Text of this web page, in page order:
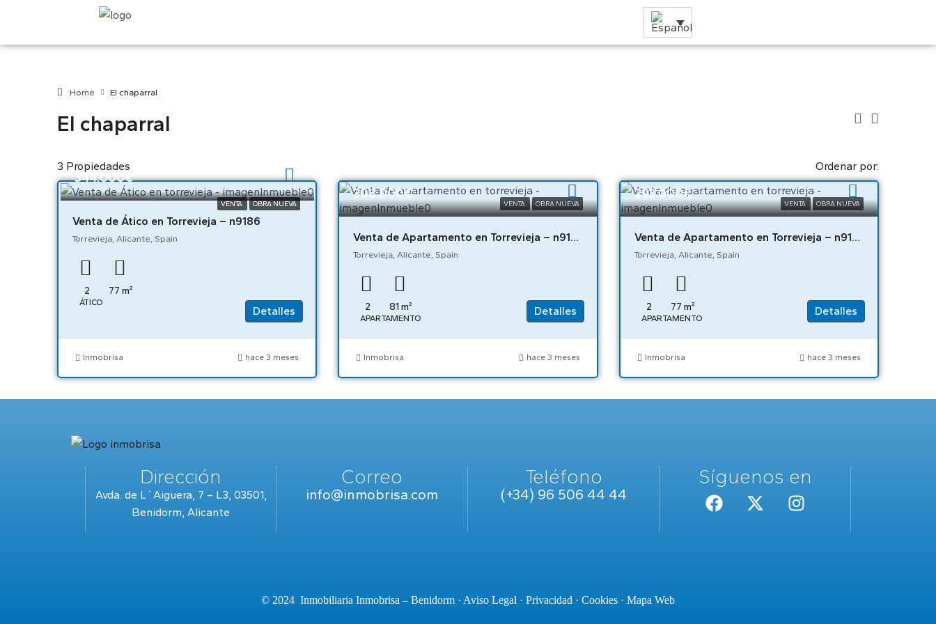
Home El chaparral
El chaparral
3 Propiedades Ordenar por:
VENTA OBRA NUEVA
344.000€
Venta de Ático en Torrevieja – n9186
Torrevieja, Alicante, Spain
2 77 m²
ÁTICO
Detalles
Inmobrisa hace 3 meses
VENTA OBRA NUEVA
308.000€
Venta de Apartamento en Torrevieja – n9184
Torrevieja, Alicante, Spain
2 81 m²
APARTAMENTO
Detalles
Inmobrisa hace 3 meses
VENTA OBRA NUEVA
293.000€
Venta de Apartamento en Torrevieja – n9185
Torrevieja, Alicante, Spain
2 77 m²
APARTAMENTO
Detalles
Inmobrisa hace 3 meses
Dirección
Avda. de L´Aiguera, 7 – L3, 03501,
Benidorm, Alicante
Correo
info@inmobrisa.com
Teléfono
(+34) 96 506 44 44
Síguenos en
© 2024 Inmobiliaria Inmobrisa – Benidorm · Aviso Legal · Privacidad · Cookies · Mapa Web